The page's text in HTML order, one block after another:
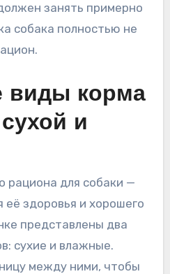
занять примерно
собака полностью не
виды корма
и
рациона для собаки —
здоровья и хорошего
представлены два
сухие и влажные.
между ними, чтобы